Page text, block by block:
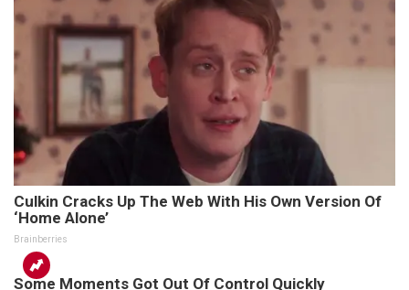
Culkin Cracks Up The Web With His Own Version Of
‘Home Alone’
Brainberries
Some Moments Got Out Of Control Quickly